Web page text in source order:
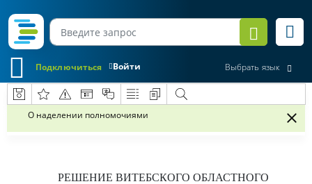
Войти
Подключиться Выбрать язык
О наделении полномочиями
РЕШЕНИЕ ВИТЕБСКОГО ОБЛАСТНОГО